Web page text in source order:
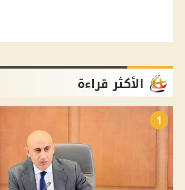
الأكثر قراءة
1